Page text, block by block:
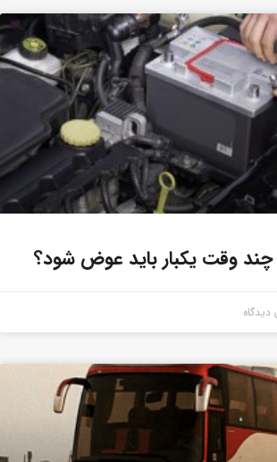
چند وقت یکبار باید عوض شود؟